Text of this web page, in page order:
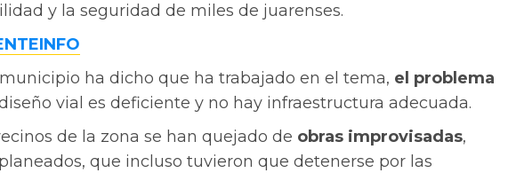
y la seguridad de miles de juarenses.
ha dicho que ha trabajado en el tema, el problema
vial es deficiente y no hay infraestructura adecuada.
de la zona se han quejado de obras improvisadas,
que incluso tuvieron que detenerse por las